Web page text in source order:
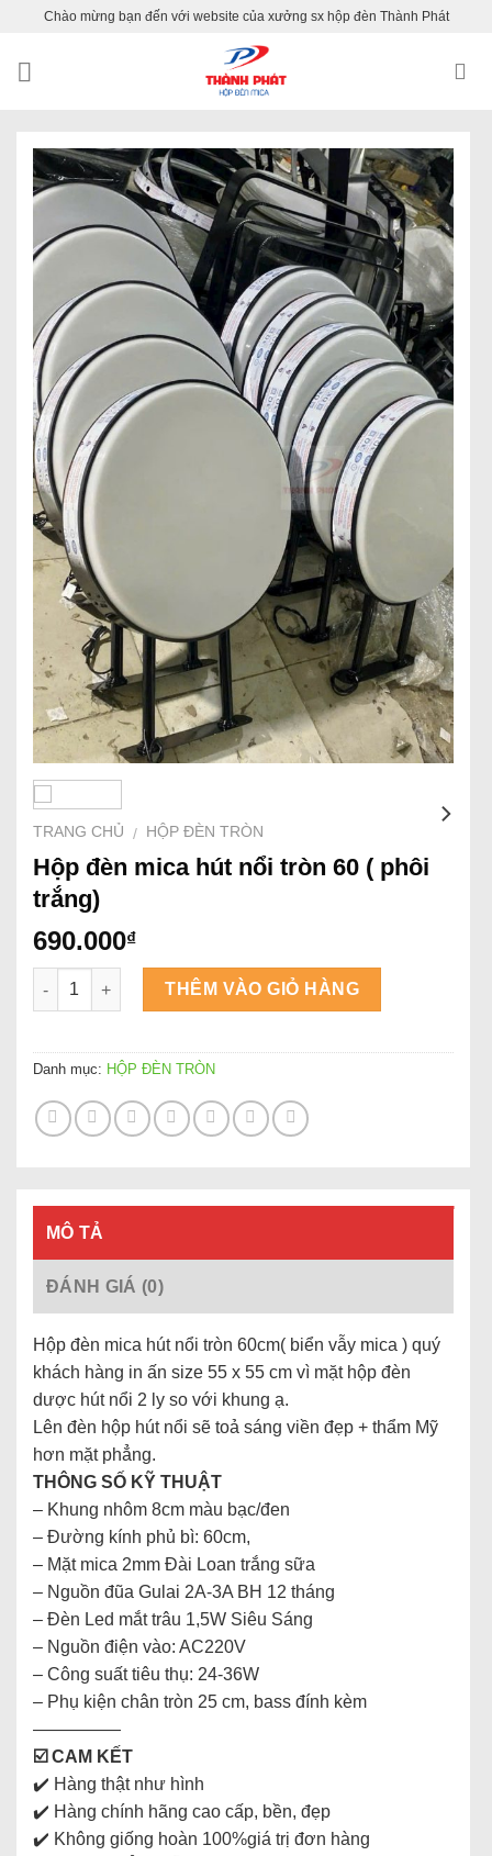
content
Chào mừng bạn đến với website của xưởng sx hộp đèn Thành Phát
TRANG CHỦ / HỘP ĐÈN TRÒN
Hộp đèn mica hút nổi tròn 60 ( phôi
trắng)
690.000₫
Số lượng
THÊM VÀO GIỎ HÀNG
Danh mục: HỘP ĐÈN TRÒN
MÔ TẢ
ĐÁNH GIÁ (0)
Hộp đèn mica hút nổi tròn 60cm( biển vẫy mica ) quý
khách hàng in ấn size 55 x 55 cm vì mặt hộp đèn
dược hút nổi 2 ly so với khung ạ.
Lên đèn hộp hút nổi sẽ toả sáng viền đẹp + thẩm Mỹ
hơn mặt phẳng.
THÔNG SỐ KỸ THUẬT
– Khung nhôm 8cm màu bạc/đen
– Đường kính phủ bì: 60cm,
– Mặt mica 2mm Đài Loan trắng sữa
– Nguồn đũa Gulai 2A-3A BH 12 tháng
– Đèn Led mắt trâu 1,5W Siêu Sáng
– Nguồn điện vào: AC220V
– Công suất tiêu thụ: 24-36W
– Phụ kiện chân tròn 25 cm, bass đính kèm
—————
☑️ CAM KẾT
✔️ Hàng thật như hình
✔️ Hàng chính hãng cao cấp, bền, đẹp
✔️ Không giống hoàn 100%giá trị đơn hàng